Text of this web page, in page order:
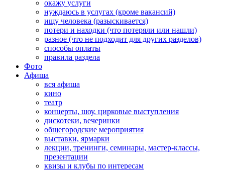
окажу услуги
нуждаюсь в услугах (кроме вакансий)
ищу человека (разыскивается)
потери и находки (что потеряли или нашли)
разное (что не подходит для других разделов)
способы оплаты
правила раздела
Фото
Афиша
вся афиша
кино
театр
концерты, шоу, цирковые выступления
дискотеки, вечеринки
общегородские мероприятия
выставки, ярмарки
лекции, тренинги, семинары, мастер-классы,
презентации
квизы и клубы по интересам